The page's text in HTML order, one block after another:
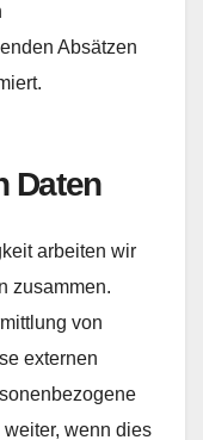
Absätzen
Daten
arbeiten wir
zusammen.
von
externen
wenn dies